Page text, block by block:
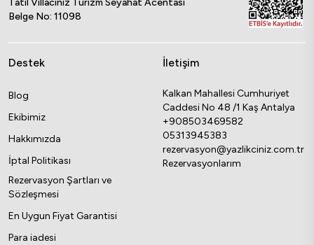
konforu bütünlemektedir. Farklı bir alternatif
de teras katına yerleştirilmiş olan ısıtmalı
otantik olan havuzlu teraslar muhteşem
cam panellerin kullanıldığı teraslara
konuşlandırılan havuzlarda yüzerken
muhtesem manzarasını seyredebilirsiniz .
havuzlu villatatili için bizi
0533 048 1882
Belge No: 11098
Destek
Blog
Ekibimiz
Hakkımızda
İptal Politikası
Rezervasyon Şartları ve
Sözleşmesi
En Uygun Fiyat Garantisi
Para iadesi
İletişim
Kalkan Mahallesi Cumhuriyet
Caddesi No 48 /1 Kaş Antalya
+908503469582
05313945383
rezervasyon@yazlikciniz.com.tr
Rezervasyonlarım